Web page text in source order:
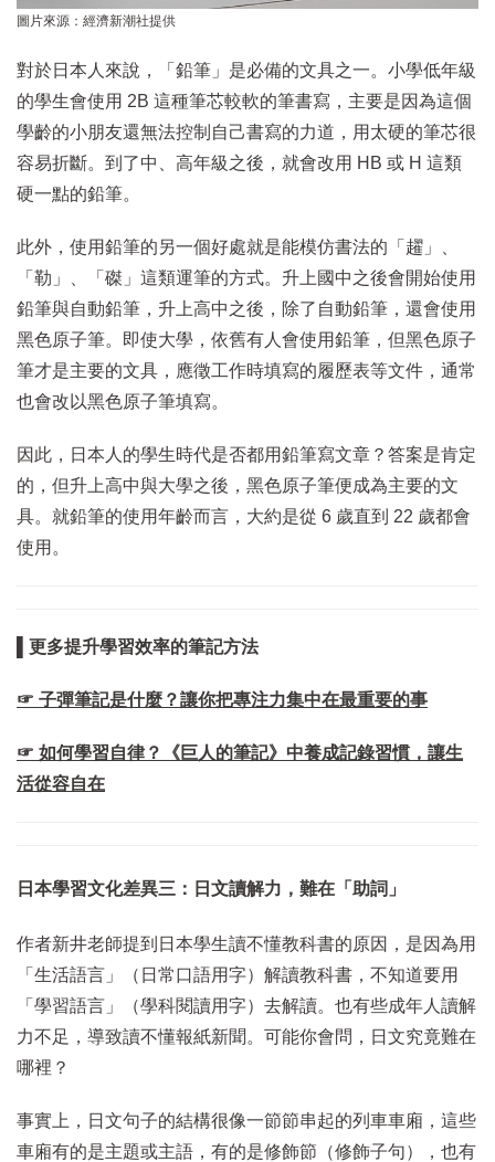
圖片來源：經濟新潮社提供
對於日本人來說，「鉛筆」是必備的文具之一。小學低年級
的學生會使用 2B 這種筆芯較軟的筆書寫，主要是因為這個
學齡的小朋友還無法控制自己書寫的力道，用太硬的筆芯很
容易折斷。到了中、高年級之後，就會改用 HB 或 H 這類
硬一點的鉛筆。
此外，使用鉛筆的另一個好處就是能模仿書法的「趯」、
「勒」、「磔」這類運筆的方式。升上國中之後會開始使用
鉛筆與自動鉛筆，升上高中之後，除了自動鉛筆，還會使用
黑色原子筆。即使大學，依舊有人會使用鉛筆，但黑色原子
筆才是主要的文具，應徵工作時填寫的履歷表等文件，通常
也會改以黑色原子筆填寫。
因此，日本人的學生時代是否都用鉛筆寫文章？答案是肯定
的，但升上高中與大學之後，黑色原子筆便成為主要的文
具。就鉛筆的使用年齡而言，大約是從 6 歲直到 22 歲都會
使用。
▌更多提升學習效率的筆記方法
☞ 子彈筆記是什麼？讓你把專注力集中在最重要的事
☞ 如何學習自律？《巨人的筆記》中養成記錄習慣，讓生
活從容自在
日本學習文化差異三：日文讀解力，難在「助詞」
作者新井老師提到日本學生讀不懂教科書的原因，是因為用
「生活語言」（日常口語用字）解讀教科書，不知道要用
「學習語言」（學科閱讀用字）去解讀。也有些成年人讀解
力不足，導致讀不懂報紙新聞。可能你會問，日文究竟難在
哪裡？
事實上，日文句子的結構很像一節節串起的列車車廂，這些
車廂有的是主題或主語，有的是修飾節（修飾子句），也有